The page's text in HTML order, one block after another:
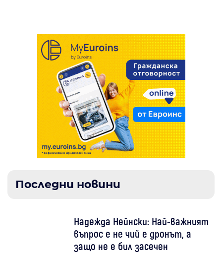
Последни новини
Надежда Нейнски: Най-важният
въпрос е не чий е дронът, а
защо не е бил засечен